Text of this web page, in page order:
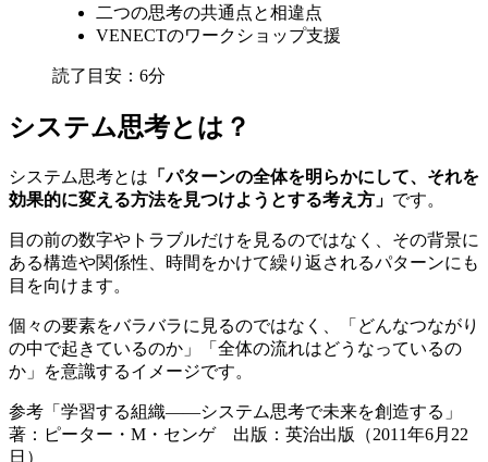
二つの思考の共通点と相違点
VENECTのワークショップ支援
読了目安： 6分
システム思考とは？
システム思考とは 「パターンの全体を明らかにして、それを
効果的に変える方法を見つけようとする考え方」 です。
目の前の数字やトラブルだけを見るのではなく、その背景に
ある構造や関係性、時間をかけて繰り返されるパターンにも
目を向けます。
個々の要素をバラバラに見るのではなく、「どんなつながり
の中で起きているのか」「全体の流れはどうなっているの
か」を意識するイメージです。
参考「学習する組織――システム思考で未来を創造する」
著：ピーター・M・センゲ 出版：英治出版（2011年6月22
日）